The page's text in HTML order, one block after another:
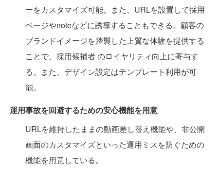
ーをカスタマイズ可能。また、URLを設置して採用
ページやnoteなどに誘導することもできる。顧客の
ブランドイメージを踏襲した上質な体験を提供する
ことで、採用候補者 のロイヤリティ向上に寄与す
る。また、デザイン設定はテンプレート利用が可
能。
運用事故を回避するための安心機能を用意
URLを維持したままの動画差し替え機能や、非公開
画面のカスタマイズといった運用ミスを防ぐための
機能を用意している。